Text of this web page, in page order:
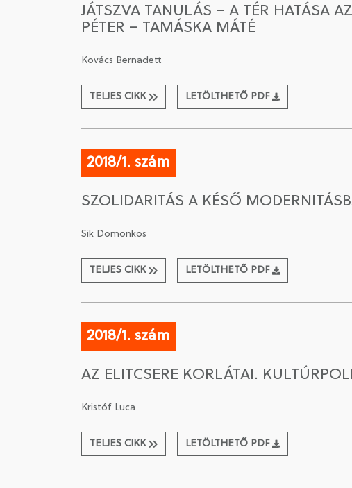
JÁTSZVA TANULÁS – A TÉR HATÁSA
PÉTER – TAMÁSKA MÁTÉ
Kovács Bernadett
TELJES CIKK LETÖLTHETŐ PDF
2018/1. szám
SZOLIDARITÁS A KÉSŐ
Sik Domonkos
TELJES CIKK LETÖLTHETŐ PDF
2018/1. szám
AZ ELITCSERE KORLÁTAI.
Kristóf Luca
TELJES CIKK LETÖLTHETŐ PDF